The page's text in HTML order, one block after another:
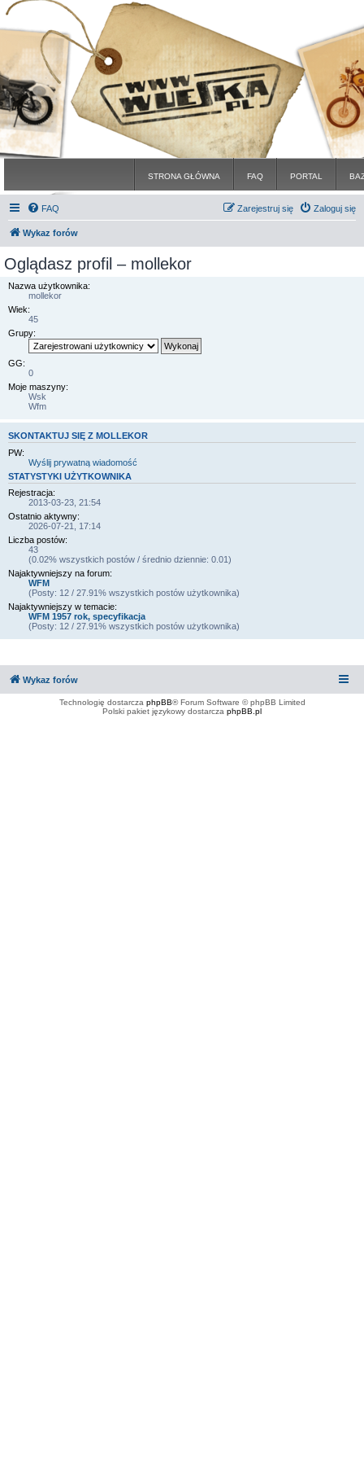
STRONA GŁÓWNA FAQ PORTAL
FAQ Zaloguj się
Zarejestruj się
Wykaz forów
Oglądasz profil – mollekor
Nazwa użytkownika:
mollekor
Wiek:
45
Grupy:
GG:
0
Moje maszyny:
Wsk
Wfm
SKONTAKTUJ SIĘ Z MOLLEKOR
PW:
Wyślij prywatną wiadomość
STATYSTYKI UŻYTKOWNIKA
Rejestracja:
2013-03-23, 21:54
Ostatnio aktywny:
2026-07-21, 17:14
Liczba postów:
43
(0.02% wszystkich postów / średnio dziennie: 0.01)
Najaktywniejszy na forum:
WFM
(Posty: 12 / 27.91% wszystkich postów użytkownika)
Najaktywniejszy w temacie:
WFM 1957 rok, specyfikacja
(Posty: 12 / 27.91% wszystkich postów użytkownika)
Wykaz forów
Technologię dostarcza phpBB® Forum Software © phpBB Limited
Polski pakiet językowy dostarcza phpBB.pl